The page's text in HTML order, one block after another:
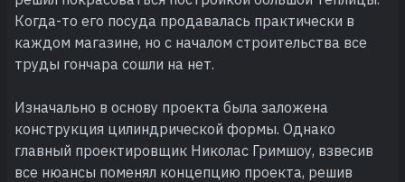
Когда-то его посуда продавалась практически в
каждом магазине, но с началом строительства все
труды гончара сошли на нет.
Изначально в основу проекта была заложена
конструкция цилиндрической формы. Однако
главный проектировщик Николас Гримшоу, взвесив
все нюансы поменял концепцию проекта, решив